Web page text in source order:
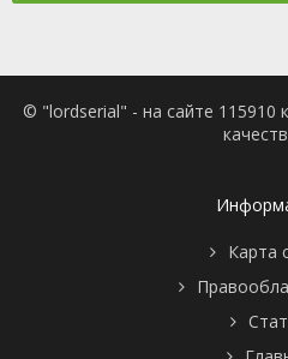
© "lordserial" - на сайте 115910
Карта